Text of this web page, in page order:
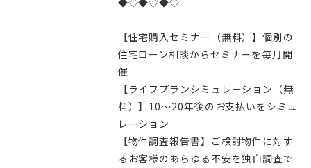
【住宅購入セミナー（無料）】個別の
住宅ローン相談からセミナーを毎月開
催
【ライフプランシミュレーション（無
料）】10～20年後のお支払いをシミュ
レーション
【物件調査報告書】ご検討物件に対す
るお客様のあらゆる不安を独自調査で